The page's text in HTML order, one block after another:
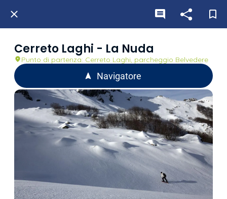
Cerreto Laghi - La Nuda
Punto di partenza: Cerreto Laghi, parcheggio Belvedere
Navigatore